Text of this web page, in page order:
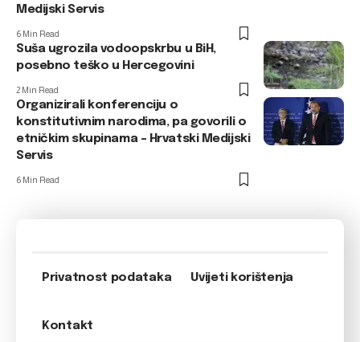
Medijski Servis
6 Min Read
Suša ugrozila vodoopskrbu u BiH,
posebno teško u Hercegovini
2 Min Read
Organizirali konferenciju o
konstitutivnim narodima, pa govorili o
etničkim skupinama – Hrvatski Medijski
Servis
6 Min Read
Privatnost podataka Uvijeti korištenja
Kontakt